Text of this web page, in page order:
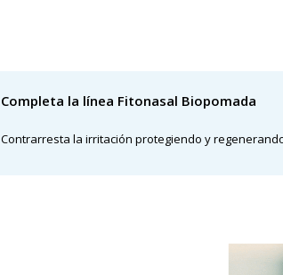
Completa la línea Fitonasal Biopomada
Contrarresta la irritación protegiendo y